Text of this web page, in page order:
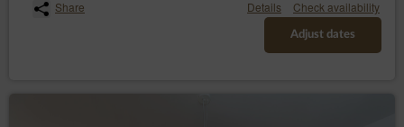
Share Details Check availability
Adjust dates